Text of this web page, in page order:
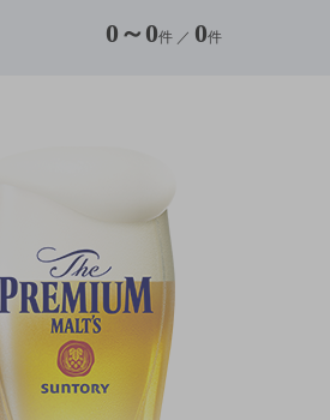
0 ～ 0件 ／ 0件